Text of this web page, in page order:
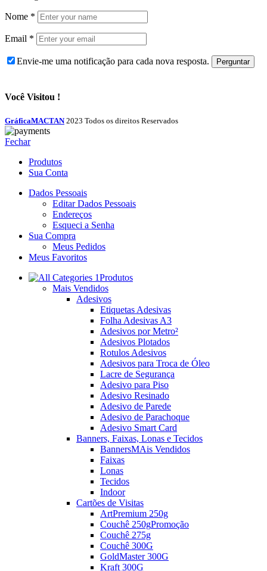
Nome *
Email *
Envie-me uma notificação para cada nova resposta.
Você Visitou !
GráficaMACTAN 2023 Todos os direitos Reservados
Fechar
Produtos
Sua Conta
Dados Pessoais
Editar Dados Pessoais
Endereços
Esqueci a Senha
Sua Compra
Meus Pedidos
Meus Favoritos
Produtos
Mais Vendidos
Adesivos
Etiquetas Adesivas
Folha Adesivas A3
Adesivos por Metro²
Adesivos Plotados
Rotulos Adesivos
Adesivos para Troca de Óleo
Lacre de Segurança
Adesivo para Piso
Adesivo Resinado
Adesivo de Parede
Adesivo de Parachoque
Adesivo Smart Card
Banners, Faixas, Lonas e Tecidos
BannersMAis Vendidos
Faixas
Lonas
Tecidos
Indoor
Cartões de Visitas
ArtPremium 250g
Couchê 250gPromoção
Couchê 275g
Couchê 300G
GoldMaster 300G
Kraft 300G